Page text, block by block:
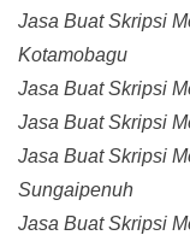
Jasa Buat Skripsi
Kotamobagu
Jasa Buat Skripsi
Jasa Buat Skripsi
Jasa Buat Skripsi
Sungaipenuh
Jasa Buat Skripsi